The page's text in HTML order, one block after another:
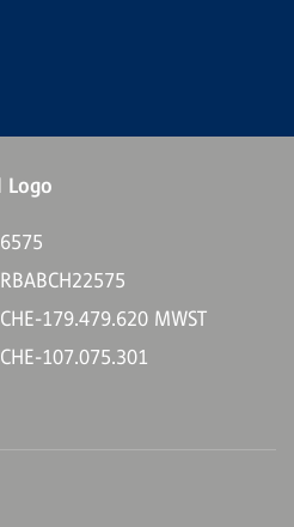
6575
RBABCH22575
CHE-179.479.620 MWST
CHE-107.075.301